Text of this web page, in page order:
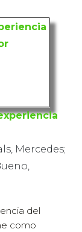
Mercedes;
del
como